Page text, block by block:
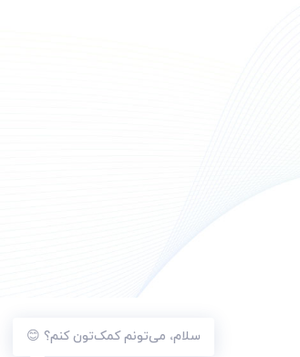
سلام، می‌تونم کمک‌تون کنم؟ 😊